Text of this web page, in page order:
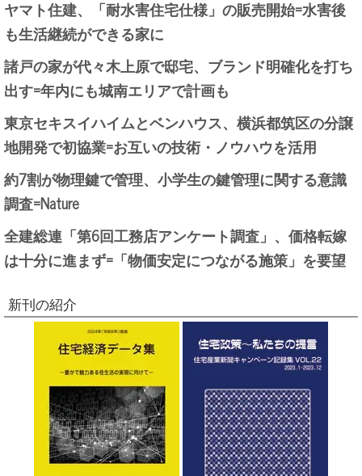
ヤマト住建、「耐水害住宅仕様」の販売開始=水害後
も生活継続ができる家に
諸戸の家が代々木上原で邸宅、ブランド明確化を打ち
出す=年内にも城南エリアで計画も
東京セキスイハイムとベンハウス、横浜都筑区の分譲
地開発で初協業=お互いの技術・ノウハウを活用
約7割が物理鍵で管理、小学生の鍵管理に関する意識
調査=Nature
全建総連「第6回工務店アンケート調査」、価格転嫁
は十分に進まず=「物価安定につながる施策」を要望
新刊の紹介